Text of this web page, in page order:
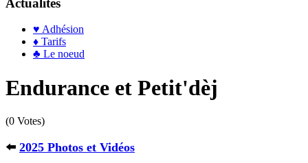
Actualités
♥ Adhésion
♦ Tarifs
♣ Le noeud
Endurance et Petit'dèj
(0 Votes)
⬅️ 2025 Photos et Vidéos